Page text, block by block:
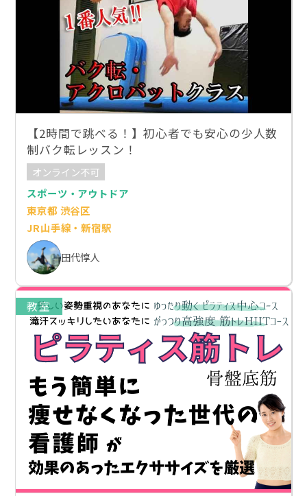
【2時間で跳べる！】初心者でも安心の少人数
制バク転レッスン！
オンライン不可
スポーツ・アウトドア
東京都 渋谷区
JR山手線・新宿駅
田代惇人
教室